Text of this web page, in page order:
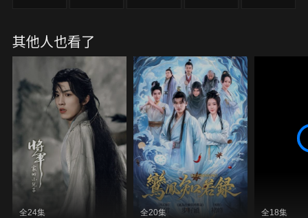
其他人也看了
全24集 全20集 全18集